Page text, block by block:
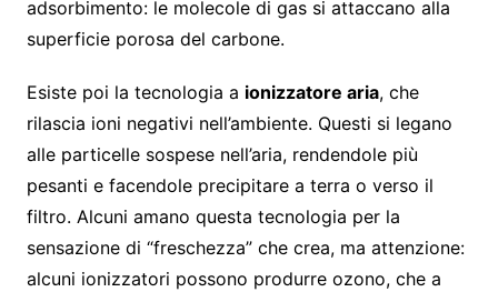
adsorbimento: le molecole di gas si attaccano alla
superficie porosa del carbone.
Esiste poi la tecnologia a ionizzatore aria, che
rilascia ioni negativi nell’ambiente. Questi si legano
alle particelle sospese nell’aria, rendendole più
pesanti e facendole precipitare a terra o verso il
filtro. Alcuni amano questa tecnologia per la
sensazione di “freschezza” che crea, ma attenzione:
alcuni ionizzatori possono produrre ozono, che a